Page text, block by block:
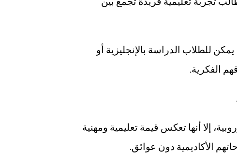
يمكن للطلاب الدراسة بالإنجليزية أو
الفكرية.
إلا أنها تعكس قيمة تعليمية ومهنية
الأكاديمية دون عوائق.